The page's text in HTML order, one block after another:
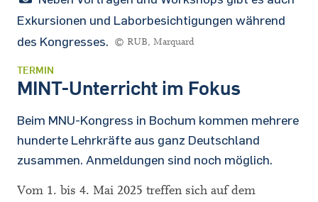
Exkursionen und Laborbesichtigungen während
des Kongresses.
© RUB, Marquard
TERMIN
MINT-Unterricht im Fokus
Beim MNU-Kongress in Bochum kommen mehrere
hunderte Lehrkräfte aus ganz Deutschland
zusammen. Anmeldungen sind noch möglich.
Vom 1. bis 4. Mai 2025 treffen sich auf dem